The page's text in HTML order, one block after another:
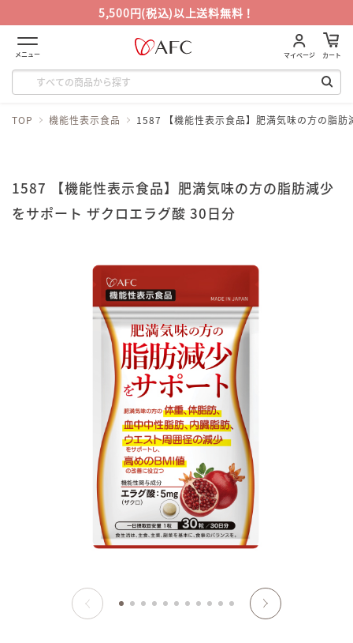
5,500円(税込)以上送料無料！
メニュー マイページ カート
TOP 機能性表示食品 1587 【機能性表示食品】肥満気味の方の脂
1587 【機能性表示食品】肥満気味の方の脂肪減少
をサポート ザクロエラグ酸 30日分